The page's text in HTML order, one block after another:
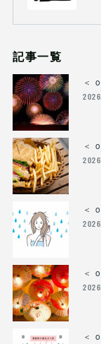
記事一覧
＜
＜
＜
＜
＜